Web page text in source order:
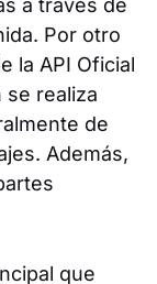
a través de
Por otro
la API Oficial
se realiza
de
Además,
que